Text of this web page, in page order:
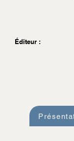
Éditeur :